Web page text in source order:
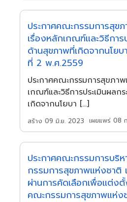
ประกาศคณะกรรมการสุข
เรื่องหลักเกณฑ์และวิธีการ
ด้านสุขภาพที่เกิดจากนโย
ที่ 2 พ.ศ.2559
ประกาศคณะกรรมการสุขภา
เกณฑ์และวิธีการประเมินผลก
เกิดจากนโยบา […]
สร้าง 09 มิ.ย. 2023 เผยแพร่ 08
ประกาศคณะกรรมการบริ
กรรมการสุขภาพแห่งชาติ
ผ่านการคัดเลือกเพื่อแต่งตั้
คณะกรรมการสุขภาพแห่ง